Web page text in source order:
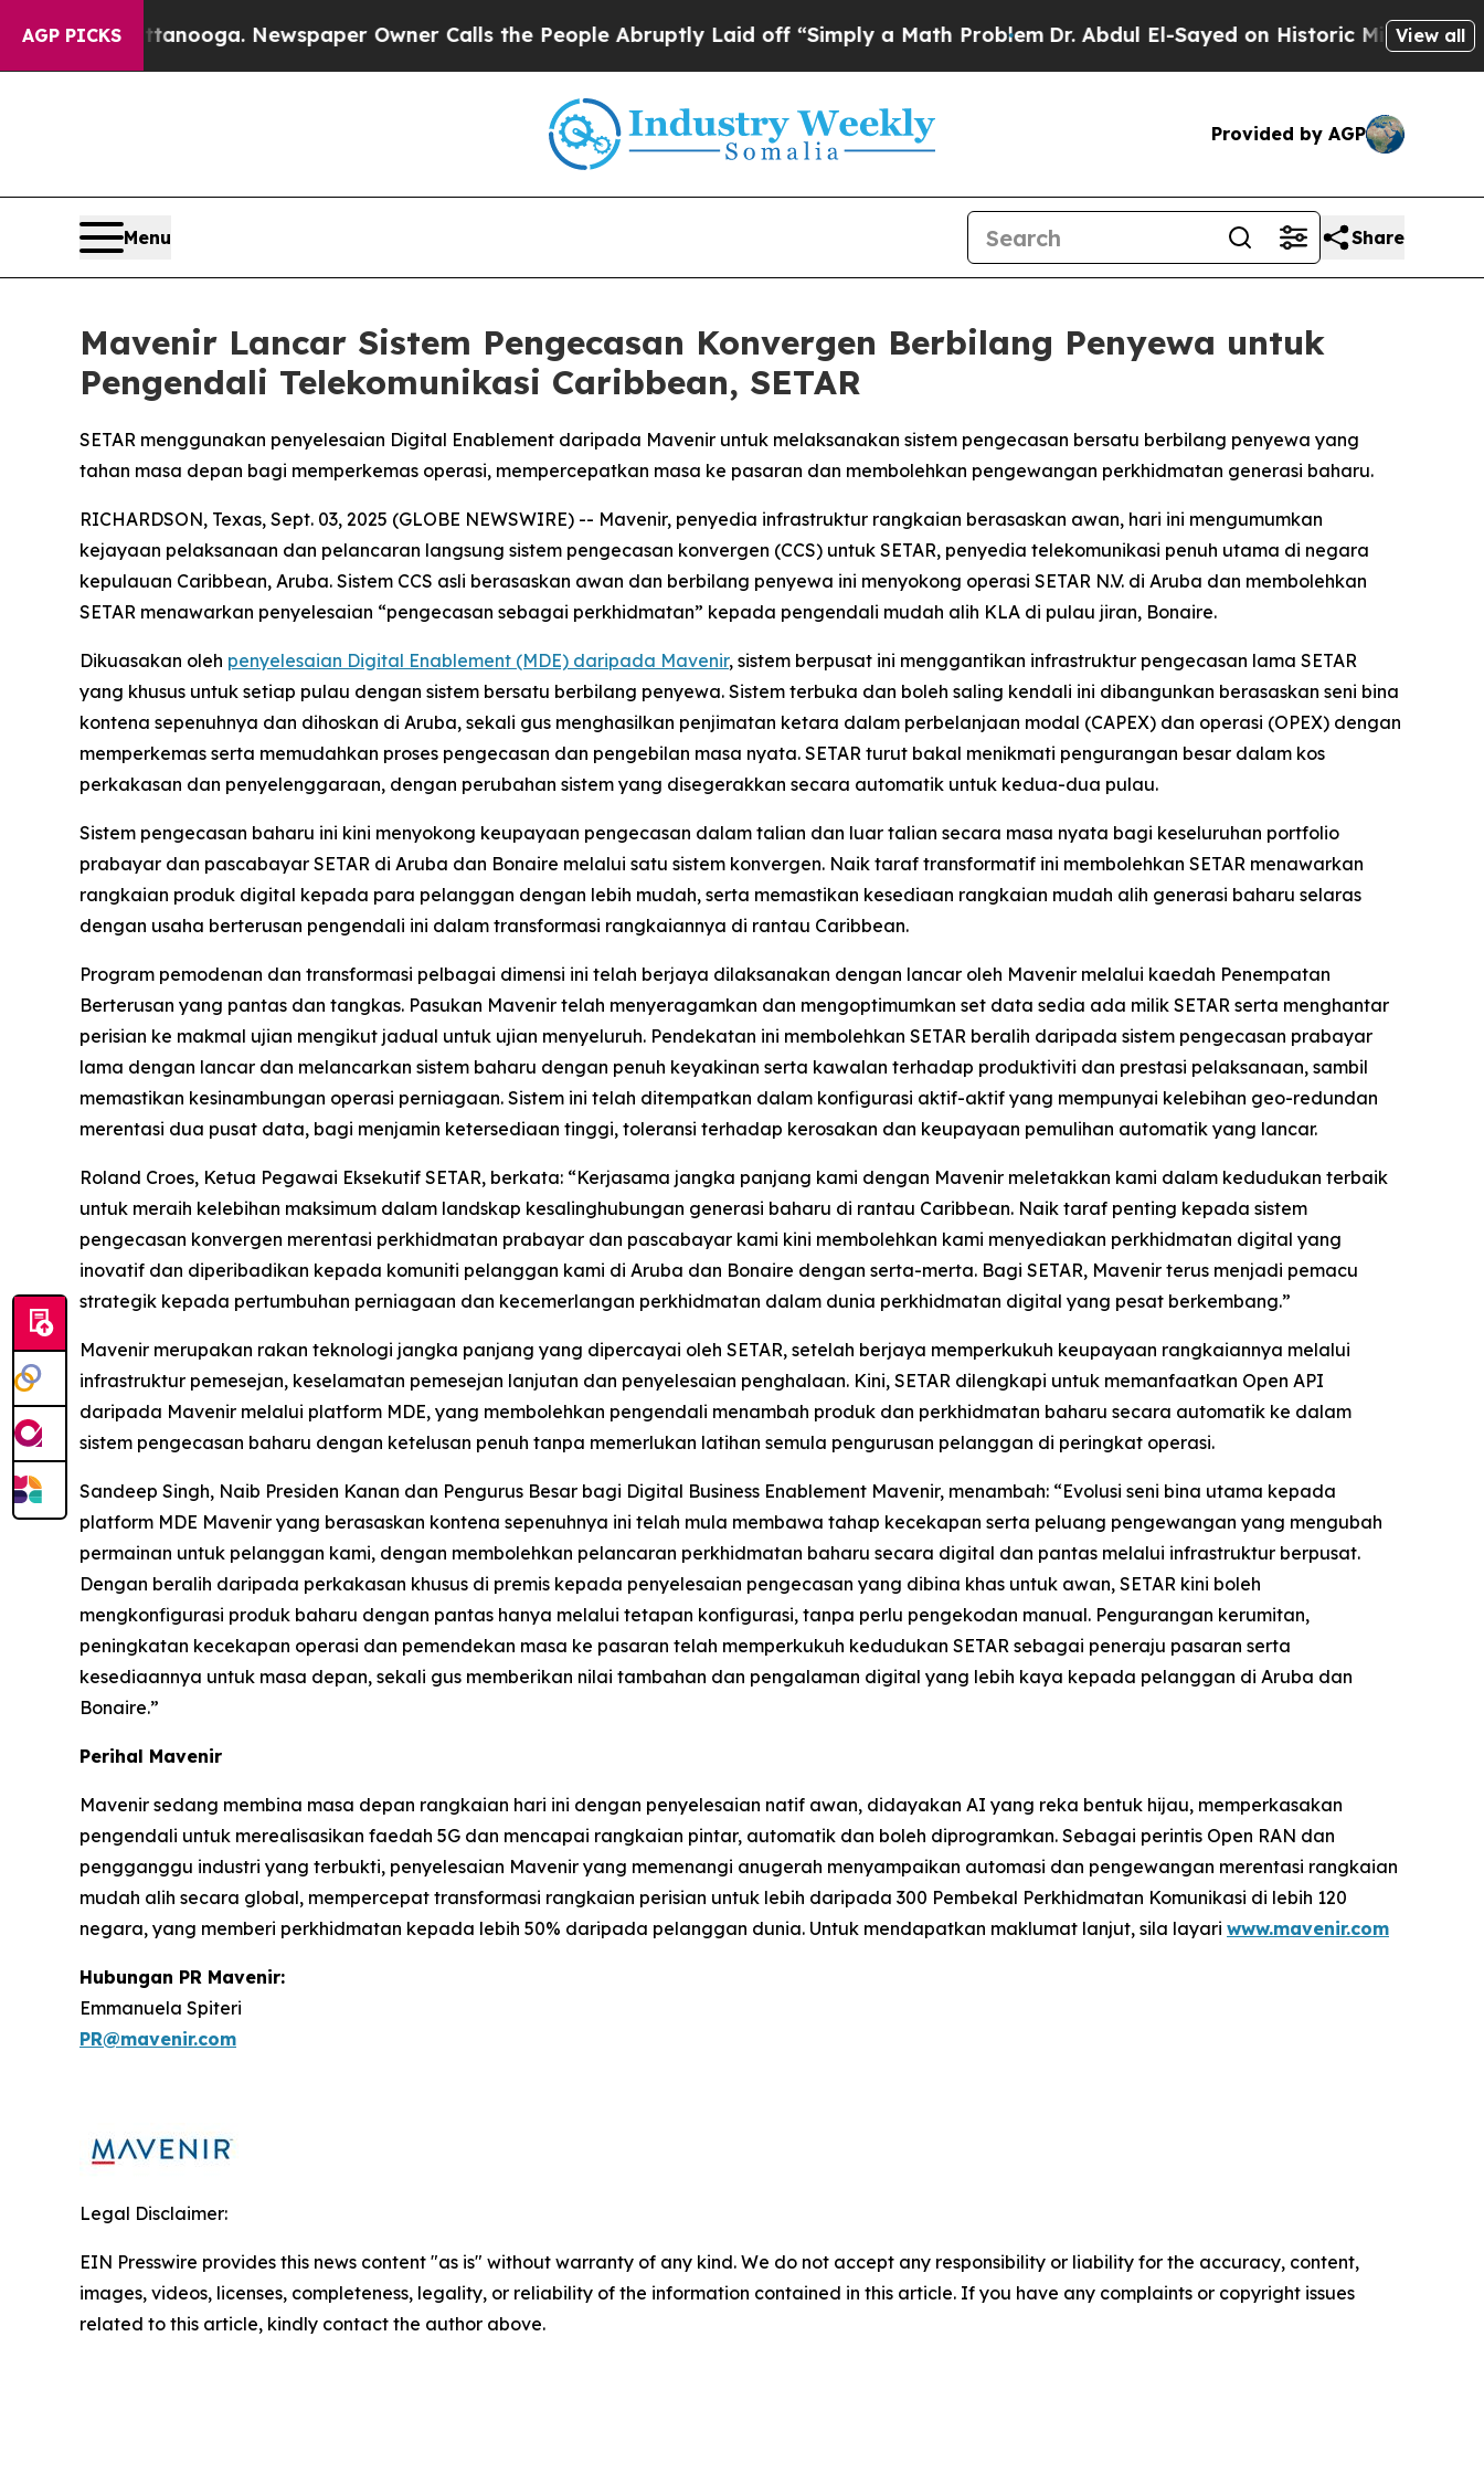
AGP PICKS
in Chattanooga. Newspaper Owner Calls the People Abruptly Laid off “Simply a Math ProblemDr. Abdul El-Sayed on Historic Michigan Win:View all
Provided by AGP
Menu Share
Mavenir Lancar Sistem Pengecasan Konvergen Berbilang Penyewa untuk
Pengendali Telekomunikasi Caribbean, SETAR
SETAR menggunakan penyelesaian Digital Enablement daripada Mavenir untuk melaksanakan sistem pengecasan bersatu berbilang penyewa yang
tahan masa depan bagi memperkemas operasi, mempercepatkan masa ke pasaran dan membolehkan pengewangan perkhidmatan generasi baharu.
RICHARDSON, Texas, Sept. 03, 2025 (GLOBE NEWSWIRE) -- Mavenir, penyedia infrastruktur rangkaian berasaskan awan, hari ini mengumumkan
kejayaan pelaksanaan dan pelancaran langsung sistem pengecasan konvergen (CCS) untuk SETAR, penyedia telekomunikasi penuh utama di negara
kepulauan Caribbean, Aruba. Sistem CCS asli berasaskan awan dan berbilang penyewa ini menyokong operasi SETAR N.V. di Aruba dan membolehkan
SETAR menawarkan penyelesaian “pengecasan sebagai perkhidmatan” kepada pengendali mudah alih KLA di pulau jiran, Bonaire.
Dikuasakan oleh penyelesaian Digital Enablement (MDE) daripada Mavenir, sistem berpusat ini menggantikan infrastruktur pengecasan lama SETAR
yang khusus untuk setiap pulau dengan sistem bersatu berbilang penyewa. Sistem terbuka dan boleh saling kendali ini dibangunkan berasaskan seni bina
kontena sepenuhnya dan dihoskan di Aruba, sekali gus menghasilkan penjimatan ketara dalam perbelanjaan modal (CAPEX) dan operasi (OPEX) dengan
memperkemas serta memudahkan proses pengecasan dan pengebilan masa nyata. SETAR turut bakal menikmati pengurangan besar dalam kos
perkakasan dan penyelenggaraan, dengan perubahan sistem yang disegerakkan secara automatik untuk kedua-dua pulau.
Sistem pengecasan baharu ini kini menyokong keupayaan pengecasan dalam talian dan luar talian secara masa nyata bagi keseluruhan portfolio
prabayar dan pascabayar SETAR di Aruba dan Bonaire melalui satu sistem konvergen. Naik taraf transformatif ini membolehkan SETAR menawarkan
rangkaian produk digital kepada para pelanggan dengan lebih mudah, serta memastikan kesediaan rangkaian mudah alih generasi baharu selaras
dengan usaha berterusan pengendali ini dalam transformasi rangkaiannya di rantau Caribbean.
Program pemodenan dan transformasi pelbagai dimensi ini telah berjaya dilaksanakan dengan lancar oleh Mavenir melalui kaedah Penempatan
Berterusan yang pantas dan tangkas. Pasukan Mavenir telah menyeragamkan dan mengoptimumkan set data sedia ada milik SETAR serta menghantar
perisian ke makmal ujian mengikut jadual untuk ujian menyeluruh. Pendekatan ini membolehkan SETAR beralih daripada sistem pengecasan prabayar
lama dengan lancar dan melancarkan sistem baharu dengan penuh keyakinan serta kawalan terhadap produktiviti dan prestasi pelaksanaan, sambil
memastikan kesinambungan operasi perniagaan. Sistem ini telah ditempatkan dalam konfigurasi aktif-aktif yang mempunyai kelebihan geo-redundan
merentasi dua pusat data, bagi menjamin ketersediaan tinggi, toleransi terhadap kerosakan dan keupayaan pemulihan automatik yang lancar.
Roland Croes, Ketua Pegawai Eksekutif SETAR, berkata: “Kerjasama jangka panjang kami dengan Mavenir meletakkan kami dalam kedudukan terbaik
untuk meraih kelebihan maksimum dalam landskap kesalinghubungan generasi baharu di rantau Caribbean. Naik taraf penting kepada sistem
pengecasan konvergen merentasi perkhidmatan prabayar dan pascabayar kami kini membolehkan kami menyediakan perkhidmatan digital yang
inovatif dan diperibadikan kepada komuniti pelanggan kami di Aruba dan Bonaire dengan serta-merta. Bagi SETAR, Mavenir terus menjadi pemacu
strategik kepada pertumbuhan perniagaan dan kecemerlangan perkhidmatan dalam dunia perkhidmatan digital yang pesat berkembang.”
Mavenir merupakan rakan teknologi jangka panjang yang dipercayai oleh SETAR, setelah berjaya memperkukuh keupayaan rangkaiannya melalui
infrastruktur pemesejan, keselamatan pemesejan lanjutan dan penyelesaian penghalaan. Kini, SETAR dilengkapi untuk memanfaatkan Open API
daripada Mavenir melalui platform MDE, yang membolehkan pengendali menambah produk dan perkhidmatan baharu secara automatik ke dalam
sistem pengecasan baharu dengan ketelusan penuh tanpa memerlukan latihan semula pengurusan pelanggan di peringkat operasi.
Sandeep Singh, Naib Presiden Kanan dan Pengurus Besar bagi Digital Business Enablement Mavenir, menambah: “Evolusi seni bina utama kepada
platform MDE Mavenir yang berasaskan kontena sepenuhnya ini telah mula membawa tahap kecekapan serta peluang pengewangan yang mengubah
permainan untuk pelanggan kami, dengan membolehkan pelancaran perkhidmatan baharu secara digital dan pantas melalui infrastruktur berpusat.
Dengan beralih daripada perkakasan khusus di premis kepada penyelesaian pengecasan yang dibina khas untuk awan, SETAR kini boleh
mengkonfigurasi produk baharu dengan pantas hanya melalui tetapan konfigurasi, tanpa perlu pengekodan manual. Pengurangan kerumitan,
peningkatan kecekapan operasi dan pemendekan masa ke pasaran telah memperkukuh kedudukan SETAR sebagai peneraju pasaran serta
kesediaannya untuk masa depan, sekali gus memberikan nilai tambahan dan pengalaman digital yang lebih kaya kepada pelanggan di Aruba dan
Bonaire.”
Perihal Mavenir
Mavenir sedang membina masa depan rangkaian hari ini dengan penyelesaian natif awan, didayakan AI yang reka bentuk hijau, memperkasakan
pengendali untuk merealisasikan faedah 5G dan mencapai rangkaian pintar, automatik dan boleh diprogramkan. Sebagai perintis Open RAN dan
pengganggu industri yang terbukti, penyelesaian Mavenir yang memenangi anugerah menyampaikan automasi dan pengewangan merentasi rangkaian
mudah alih secara global, mempercepat transformasi rangkaian perisian untuk lebih daripada 300 Pembekal Perkhidmatan Komunikasi di lebih 120
negara, yang memberi perkhidmatan kepada lebih 50% daripada pelanggan dunia. Untuk mendapatkan maklumat lanjut, sila layari www.mavenir.com
Hubungan PR Mavenir:
Emmanuela Spiteri
PR@mavenir.com
Legal Disclaimer:
EIN Presswire provides this news content "as is" without warranty of any kind. We do not accept any responsibility or liability for the accuracy, content,
images, videos, licenses, completeness, legality, or reliability of the information contained in this article. If you have any complaints or copyright issues
related to this article, kindly contact the author above.